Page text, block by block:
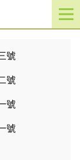
開
啟
號
號
號
號